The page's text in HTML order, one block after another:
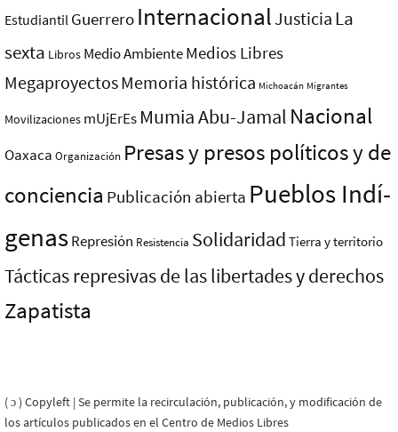
Estudiantil Guerrero InternacionalJusticia La
sexta Libros Medio AmbienteMedios Libres
MegaproyectosMemoria histórica Michoacán Migrantes
Movilizaciones mUjErEs Mumia Abu-Jamal Nacional
Oaxaca Organización Presas y presos polí­ticos y de
conciencia Publicación abierta Pueblos Indí­
genasRepresión Resistencia Solidaridad Tierra y territorio
Tácticas represivas de las libertades y derechos
Zapatista
( ɔ ) Copyleft | Se permite la recirculación, publicación, y modificación de
los artículos publicados en el Centro de Medios Libres